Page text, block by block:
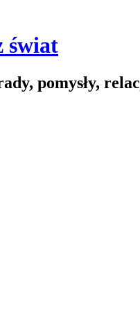
świat
pomysły,